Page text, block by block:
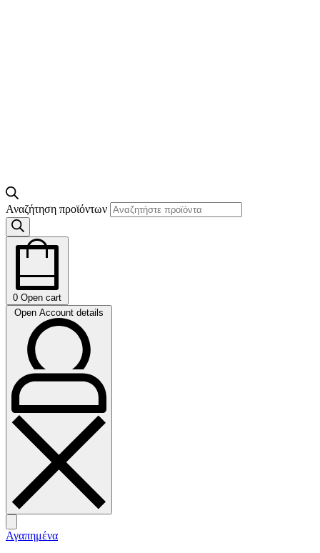
Αναζήτηση προϊόντων
0 Open cart
Open Account details
Αγαπημένα